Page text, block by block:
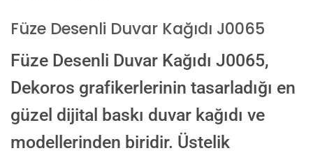
info@dekoros.com
NOTLAR
Füze Desenli Duvar Kağıdı J0065
Füze Desenli Duvar Kağıdı J0065,
Dekoros grafikerlerinin tasarladığı en
güzel dijital baskı duvar kağıdı ve
modellerinden biridir. Üstelik